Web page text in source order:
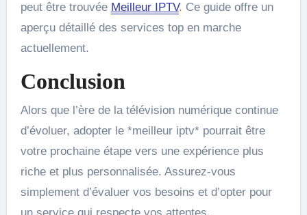
peut être trouvée Meilleur IPTV. Ce guide offre un
aperçu détaillé des services top en marche
actuellement.
Conclusion
Alors que l’ère de la télévision numérique continue
d’évoluer, adopter le *meilleur iptv* pourrait être
votre prochaine étape vers une expérience plus
riche et plus personnalisée. Assurez-vous
simplement d’évaluer vos besoins et d’opter pour
un service qui respecte vos attentes.